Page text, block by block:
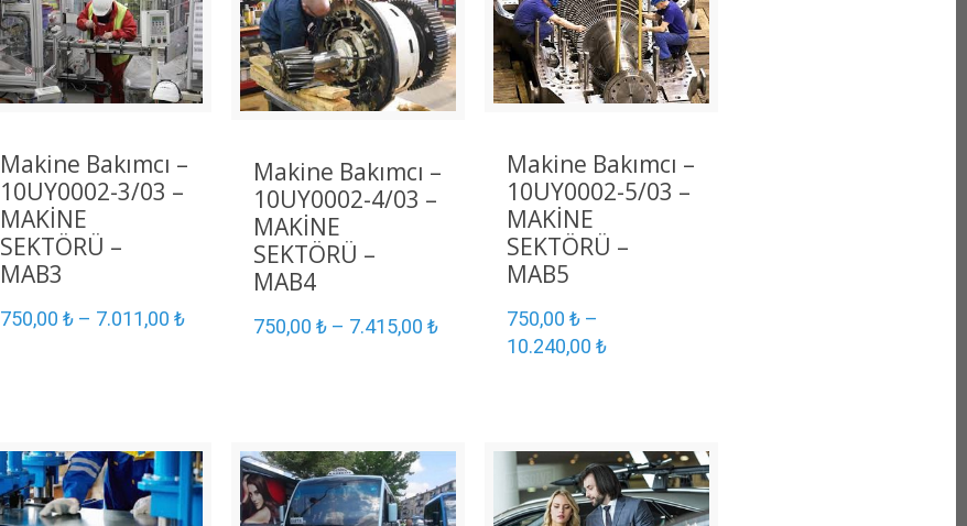
Makine Bakımcı –
10UY0002-3/03 –
MAKİNE
SEKTÖRÜ –
MAB3
750,00 ₺– 7.011,00 ₺
Makine Bakımcı –
10UY0002-4/03 –
MAKİNE
SEKTÖRÜ –
MAB4
750,00₺ – 7.415,00₺
Makine Bakımcı –
10UY0002-5/03 –
MAKİNE
SEKTÖRÜ –
MAB5
750,00₺ –
10.240,00₺